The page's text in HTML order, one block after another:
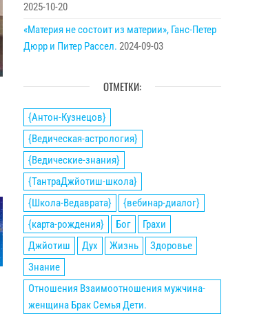
2025-10-20
«Материя не состоит из материи», Ганс-Петер
Дюрр и Питер Рассел. 2024-09-03
ОТМЕТКИ:
{Антон-Кузнецов}
{Ведическая-астрология}
{Ведические-знания}
{ТантраДжйотиш-школа}
{Школа-Ведаврата}
{вебинар-диалог}
{карта-рождения}
Бог
Грахи
Джйотиш
Дух Жизнь
Здоровье
Знание
Отношения Взаимоотношения мужчина-
женщина Брак Семья Дети.